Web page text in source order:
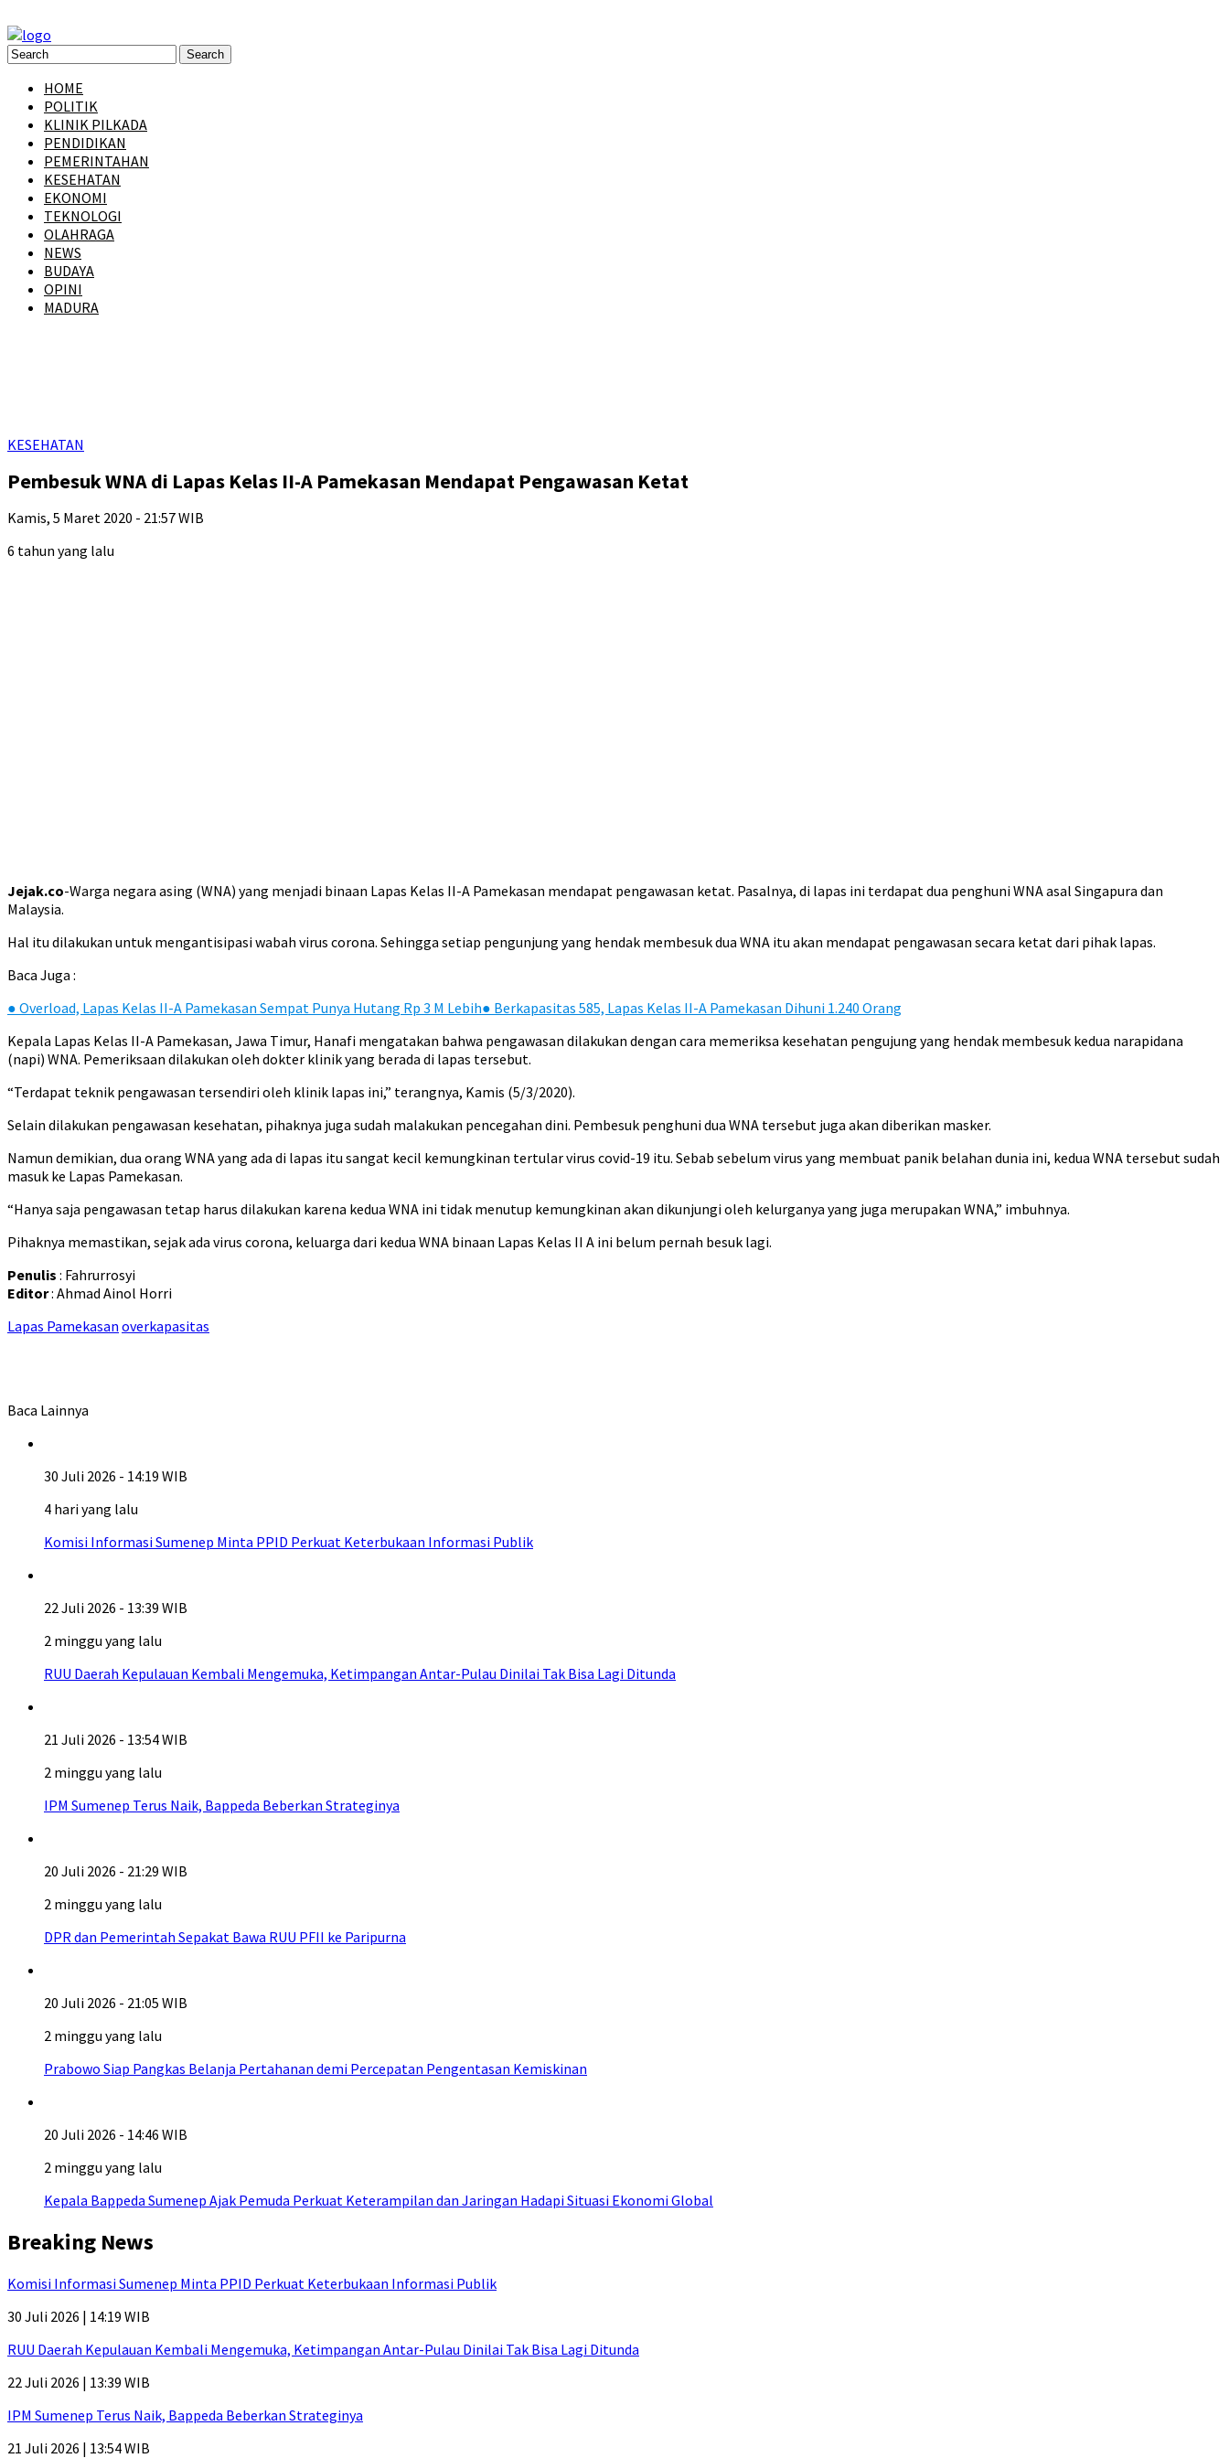
HOME
POLITIK
KLINIK PILKADA
PENDIDIKAN
PEMERINTAHAN
KESEHATAN
EKONOMI
TEKNOLOGI
OLAHRAGA
NEWS
BUDAYA
OPINI
MADURA
KESEHATAN
Pembesuk WNA di Lapas Kelas II-A Pamekasan Mendapat Pengawasan Ketat
Kamis, 5 Maret 2020 - 21:57 WIB
6 tahun yang lalu
Jejak.co-Warga negara asing (WNA) yang menjadi binaan Lapas Kelas II-A Pamekasan mendapat pengawasan ketat. Pasalnya, di lapas ini terdapat dua penghuni WNA asal Singapura dan
Malaysia.
Hal itu dilakukan untuk mengantisipasi wabah virus corona. Sehingga setiap pengunjung yang hendak membesuk dua WNA itu akan mendapat pengawasan secara ketat dari pihak lapas.
Baca Juga :
● Overload, Lapas Kelas II-A Pamekasan Sempat Punya Hutang Rp 3 M Lebih● Berkapasitas 585, Lapas Kelas II-A Pamekasan Dihuni 1.240 Orang
Kepala Lapas Kelas II-A Pamekasan, Jawa Timur, Hanafi mengatakan bahwa pengawasan dilakukan dengan cara memeriksa kesehatan pengujung yang hendak membesuk kedua narapidana
(napi) WNA. Pemeriksaan dilakukan oleh dokter klinik yang berada di lapas tersebut.
“Terdapat teknik pengawasan tersendiri oleh klinik lapas ini,” terangnya, Kamis (5/3/2020).
Selain dilakukan pengawasan kesehatan, pihaknya juga sudah malakukan pencegahan dini. Pembesuk penghuni dua WNA tersebut juga akan diberikan masker.
Namun demikian, dua orang WNA yang ada di lapas itu sangat kecil kemungkinan tertular virus covid-19 itu. Sebab sebelum virus yang membuat panik belahan dunia ini, kedua WNA tersebut sudah
masuk ke Lapas Pamekasan.
“Hanya saja pengawasan tetap harus dilakukan karena kedua WNA ini tidak menutup kemungkinan akan dikunjungi oleh kelurganya yang juga merupakan WNA,” imbuhnya.
Pihaknya memastikan, sejak ada virus corona, keluarga dari kedua WNA binaan Lapas Kelas II A ini belum pernah besuk lagi.
Penulis : Fahrurrosyi
Editor: Ahmad Ainol Horri
Lapas Pamekasan overkapasitas
Baca Lainnya
30 Juli 2026 - 14:19 WIB
4 hari yang lalu
Komisi Informasi Sumenep Minta PPID Perkuat Keterbukaan Informasi Publik
22 Juli 2026 - 13:39 WIB
2 minggu yang lalu
RUU Daerah Kepulauan Kembali Mengemuka, Ketimpangan Antar-Pulau Dinilai Tak Bisa Lagi Ditunda
21 Juli 2026 - 13:54 WIB
2 minggu yang lalu
IPM Sumenep Terus Naik, Bappeda Beberkan Strateginya
20 Juli 2026 - 21:29 WIB
2 minggu yang lalu
DPR dan Pemerintah Sepakat Bawa RUU PFII ke Paripurna
20 Juli 2026 - 21:05 WIB
2 minggu yang lalu
Prabowo Siap Pangkas Belanja Pertahanan demi Percepatan Pengentasan Kemiskinan
20 Juli 2026 - 14:46 WIB
2 minggu yang lalu
Kepala Bappeda Sumenep Ajak Pemuda Perkuat Keterampilan dan Jaringan Hadapi Situasi Ekonomi Global
Breaking News
Komisi Informasi Sumenep Minta PPID Perkuat Keterbukaan Informasi Publik
30 Juli 2026 | 14:19 WIB
RUU Daerah Kepulauan Kembali Mengemuka, Ketimpangan Antar-Pulau Dinilai Tak Bisa Lagi Ditunda
22 Juli 2026 | 13:39 WIB
IPM Sumenep Terus Naik, Bappeda Beberkan Strateginya
21 Juli 2026 | 13:54 WIB